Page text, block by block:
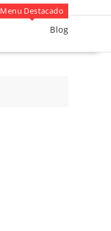
Menu Destacado
Blog